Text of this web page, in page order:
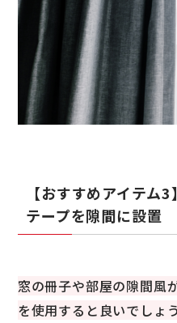
【おすすめアイテム
テープを隙間に設置
窓の冊子や部屋の隙間風
を使用すると良いでしょ